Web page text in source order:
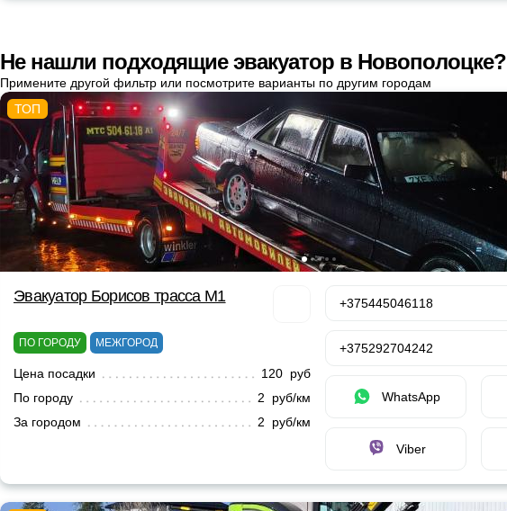
Не нашли подходящие эвакуатор в Новополоцке?
Примените другой фильтр или посмотрите варианты по другим городам
Эвакуатор Борисов трасса М1
ПО ГОРОДУ МЕЖГОРОД
Цена посадки
120 руб
По городу
2 руб/км
За городом
2 руб/км
+375445046118
+375292704242
WhatsApp
Viber